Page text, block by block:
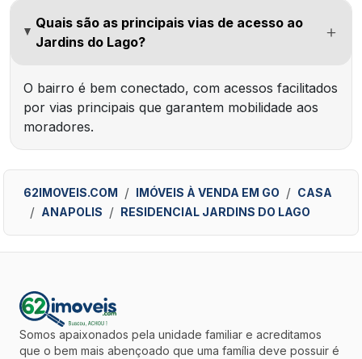
Quais são as principais vias de acesso ao
Jardins do Lago?
O bairro é bem conectado, com acessos facilitados
por vias principais que garantem mobilidade aos
moradores.
62IMOVEIS.COM IMÓVEIS À VENDA EM GO
CASA
ANAPOLIS
RESIDENCIAL JARDINS DO LAGO
Somos apaixonados pela unidade familiar e acreditamos
que o bem mais abençoado que uma família deve possuir é